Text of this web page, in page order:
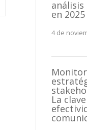
en 2025
4 de
La